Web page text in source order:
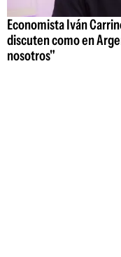
Economista Iván
discuten como en
nosotros"